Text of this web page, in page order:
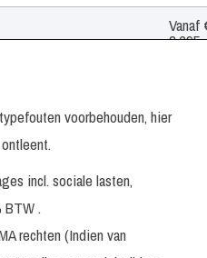
Vanaf
Incl. monitorset €
Excl. techniek /
Incl. monitorset
voorbehouden, hier
incl. sociale lasten,
BTW .
rechten (Indien van